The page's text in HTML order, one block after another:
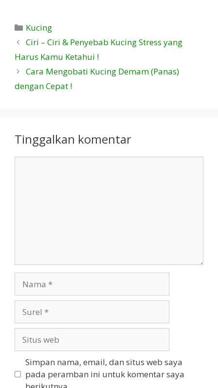
Kategori
Kucing
Ciri – Ciri & Penyebab Kucing Stress yang
Harus Kamu Ketahui !
Cara Mengobati Kucing Demam (Panas)
dengan Cepat !
Tinggalkan komentar
web
Simpan nama, email, dan situs web saya
pada peramban ini untuk komentar saya